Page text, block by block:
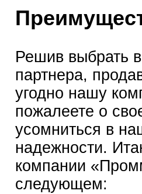
Решив выбрать
партнера,
угодно нашу
пожалеете о
усомниться в
надежности.
компании
следующем: